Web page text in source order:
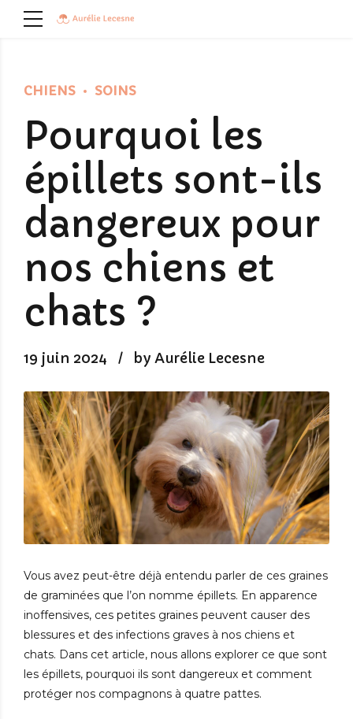
CHIENS SOINS
Pourquoi les
épillets sont-ils
dangereux pour
nos chiens et
chats ?
19 juin 2024 by Aurélie Lecesne
Vous avez peut-être déjà entendu parler de ces graines
de graminées que l’on nomme épillets. En apparence
inoffensives, ces petites graines peuvent causer des
blessures et des infections graves à nos chiens et
chats. Dans cet article, nous allons explorer ce que sont
les épillets, pourquoi ils sont dangereux et comment
protéger nos compagnons à quatre pattes.